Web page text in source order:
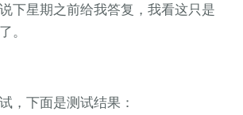
下星期之前给我答复，我看这只是
。
，下面是测试结果：